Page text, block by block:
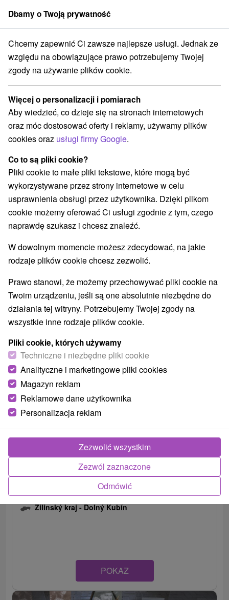
członek grupySorger
Atrakcje na Słowacji Muzea i galerie Orawa
Muzea i galerie Orawa
Kategorie
Wszystkie kategorie
Aquaparki, baseny(3)
Túry a turistické chodníky (3) Ośrodek narciarski
Obiekty architektoniczne
Zamki(1) Chaty górskie(3) Skanseny(3) Sporty
Loty widokowe i rejsy wycieczkowe (1)
Zamki, pałace, ruiny(2)
Wieże obserwacyjne i chodniki(5)
Jeziora, jeziora, zbiorniki wodne(3)
Kościoły drewniane
Zabytki techniki(4) Atrakcje dla dzieci(9) Tarcze(9)
Escaperoom(1) Muzea i galerie(6)
Kolejki linowe(2) Jaskinie (1)
Wsie i miasta
Žilinský kraj -Dolný Kubín
POKAZ
Dbamy o Twoją prywatność
Chcemy zapewnić Ci zawsze najlepsze usługi. Jednak ze
względu na obowiązujące prawo potrzebujemy Twojej
zgody na używanie plików cookie.
Więcej o personalizacji i pomiarach
Aby wiedzieć, co dzieje się na stronach internetowych
oraz móc dostosować oferty i reklamy, używamy plików
cookies oraz usługi firmy Google.
Co to są pliki cookie?
Pliki cookie to małe pliki tekstowe, które mogą być
wykorzystywane przez strony internetowe w celu
usprawnienia obsługi przez użytkownika. Dzięki plikom
cookie możemy oferować Ci usługi zgodnie z tym, czego
naprawdę szukasz i chcesz znaleźć.
W dowolnym momencie możesz zdecydować, na jakie
rodzaje plików cookie chcesz zezwolić.
Prawo stanowi, że możemy przechowywać pliki cookie na
Twoim urządzeniu, jeśli są one absolutnie niezbędne do
działania tej witryny. Potrzebujemy Twojej zgody na
wszystkie inne rodzaje plików cookie.
Pliki cookie, których używamy
Techniczne i niezbędne pliki cookie
Analityczne i marketingowe pliki cookies
Magazyn reklam
Reklamowe dane użytkownika
Personalizacja reklam
Odmówić
Zezwól zaznaczone
Zezwolić wszystkim